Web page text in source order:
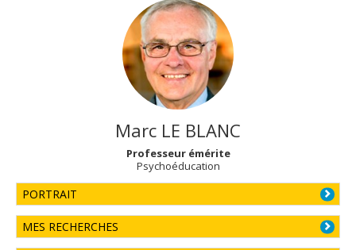
Marc LE BLANC
Professeur émérite
Psychoéducation
PORTRAIT
MES RECHERCHES